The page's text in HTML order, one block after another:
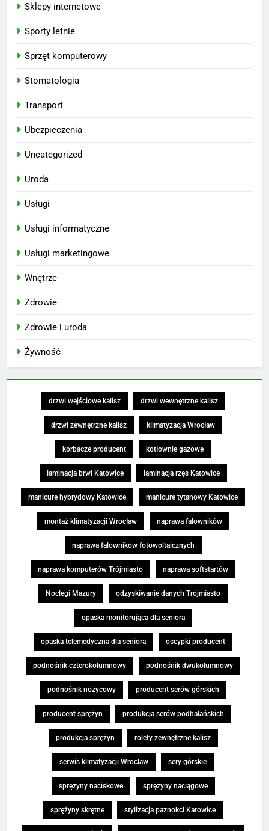
Sklepy internetowe
Sporty letnie
Sprzęt komputerowy
Stomatologia
Transport
Ubezpieczenia
Uncategorized
Uroda
Usługi
Usługi informatyczne
Usługi marketingowe
Wnętrze
Zdrowie
Zdrowie i uroda
Żywność
drzwi wejściowe kalisz drzwi wewnętrzne kalisz
drzwi zewnętrzne kalisz klimatyzacja Wrocław
korbacze producent kotłownie gazowe
laminacja brwi Katowice laminacja rzęs Katowice
manicure hybrydowy Katowice manicure tytanowy Katowice
montaż klimatyzacji Wrocław naprawa falowników
naprawa falowników fotowoltaicznych
naprawa komputerów Trójmiasto naprawa softstartów
Noclegi Mazury odzyskiwanie danych Trójmiasto
opaska monitorująca dla seniora
opaska telemedyczna dla seniora oscypki producent
podnośnik czterokolumnowy podnośnik dwukolumnowy
podnośnik nożycowy producent serów górskich
producent sprężyn produkcja serów podhalańskich
produkcja sprężyn rolety zewnętrzne kalisz
serwis klimatyzacji Wrocław sery górskie
sprężyny naciskowe sprężyny naciągowe
sprężyny skrętne stylizacja paznokci Katowice